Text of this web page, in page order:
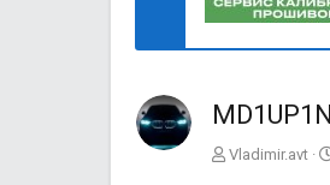
А
Vladimir.avt